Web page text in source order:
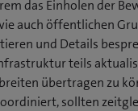
das Einholen der
auch öffentlichen
und Details
teils
übertragen zu
sollten